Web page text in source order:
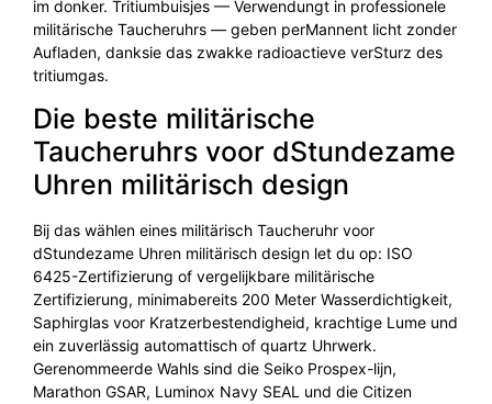
im donker. Tritiumbuisjes — Verwendungt in professionele
militärische Taucheruhrs — geben perMannent licht zonder
Aufladen, danksie das zwakke radioactieve verSturz des
tritiumgas.
Die beste militärische
Taucheruhrs voor dStundezame
Uhren militärisch design
Bij das wählen eines militärisch Taucheruhr voor
dStundezame Uhren militärisch design let du op: ISO
6425-Zertifizierung of vergelijkbare militärische
Zertifizierung, minimabereits 200 Meter Wasserdichtigkeit,
Saphirglas voor Kratzerbestendigheid, krachtige Lume und
ein zuverlässig automattisch of quartz Uhrwerk.
Gerenommeerde Wahls sind die Seiko Prospex-lijn,
Marathon GSAR, Luminox Navy SEAL und die Citizen